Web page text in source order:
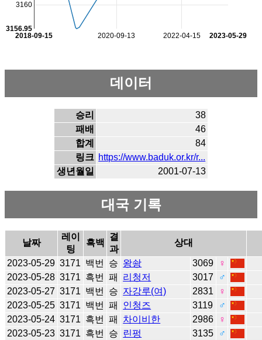
2020-09-13 2022-04-15
2018-09-15 2023-05-29
3160
3156.95
데이터
승리
38
패배
46
합계
84
링크 https://www.baduk.or.kr/r...
생년월일
2001-07-13
대국 기록
날짜
레이
팅
흑백
결
과
상대
2023-05-29 3171 백번 승 왕솽 3069
♀
2023-05-28 3171 흑번 패 리청저 3017
♂
2023-05-27 3171 백번 승 자강루(여) 2831
♀
2023-05-25 3171 백번 패 인청즈 3119
♂
2023-05-24 3171 흑번 패 차이비한 2986
♀
2023-05-23 3171 흑번 승 린펑 3135
♂